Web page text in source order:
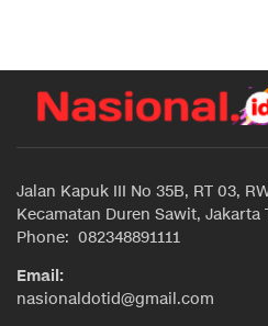
Jalan Kapuk III No 35B, RT 03,
Kecamatan Duren Sawit, Jakarta
Phone: 082348891111
Email:
nasionaldotid@gmail.com